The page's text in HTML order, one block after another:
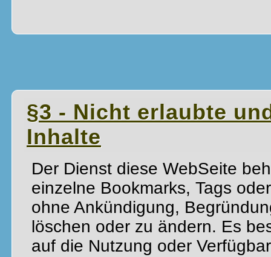
§3 - Nicht erlaubte
Inhalte
Der Dienst diese WebSeite
einzelne Bookmarks, Tags
ohne Ankündigung,
löschen oder zu ändern. Es
auf die Nutzung oder